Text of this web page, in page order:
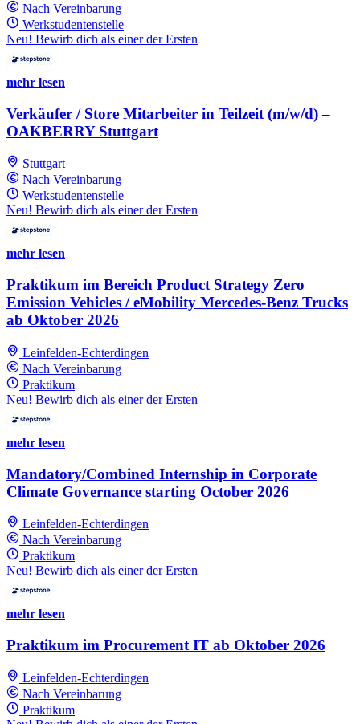
Nach Vereinbarung
Werkstudentenstelle
Neu! Bewirb dich als einer der Ersten
mehr lesen
Verkäufer / Store Mitarbeiter in Teilzeit (m/w/d) –
OAKBERRY Stuttgart
Stuttgart
Nach Vereinbarung
Werkstudentenstelle
Neu! Bewirb dich als einer der Ersten
mehr lesen
Praktikum im Bereich Product Strategy Zero
Emission Vehicles / eMobility Mercedes-Benz Trucks
ab Oktober 2026
Leinfelden-Echterdingen
Nach Vereinbarung
Praktikum
Neu! Bewirb dich als einer der Ersten
mehr lesen
Mandatory/Combined Internship in Corporate
Climate Governance starting October 2026
Leinfelden-Echterdingen
Nach Vereinbarung
Praktikum
Neu! Bewirb dich als einer der Ersten
mehr lesen
Praktikum im Procurement IT ab Oktober 2026
Leinfelden-Echterdingen
Nach Vereinbarung
Praktikum